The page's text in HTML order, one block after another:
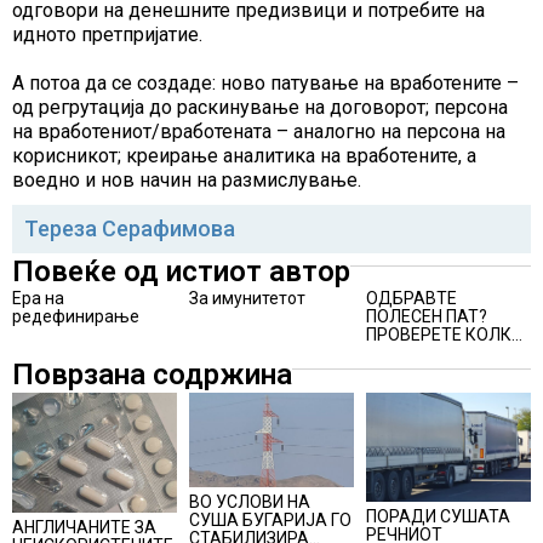
одговори на денешните предизвици и потребите на
идното претпријатие.
А потоа да се создаде: ново патување на вработените –
од регрутација до раскинување на договорот; персона
на вработениот/вработената – аналогно на персона на
корисникот; креирање аналитика на вработените, а
воедно и нов начин на размислување.
Тереза Серафимова
Повеќе од истиот автор
Ера на
редефинирање
За имунитетот
ОДБРАВТЕ
ПОЛЕСЕН ПАТ?
ПРОВЕРЕТЕ КОЛКУ
ИЗБОР
Поврзана содржина
АНГЛИЧАНИТЕ ЗА
ВО УСЛОВИ НА
СУША БУГАРИЈА ГО
СТАБИЛИЗИРА
ПОРАДИ СУШАТА
РЕЧНИОТ